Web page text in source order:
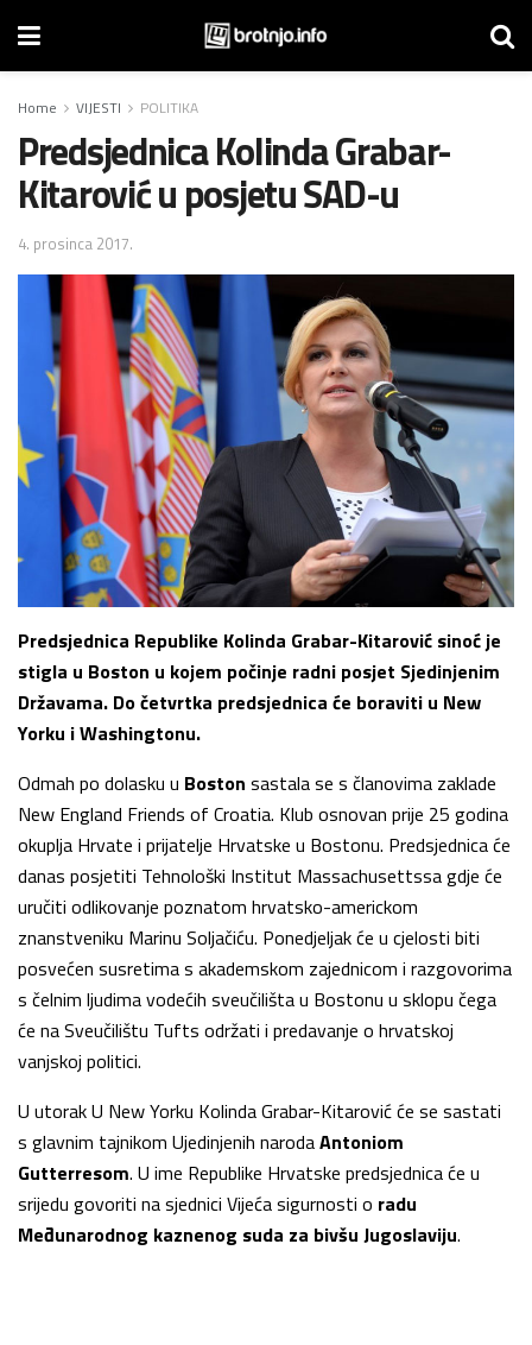
Home VIJESTI POLITIKA
Predsjednica Kolinda Grabar-
Kitarović u posjetu SAD-u
4. prosinca 2017.
Predsjednica Republike Kolinda Grabar-Kitarović sinoć je
stigla u Boston u kojem počinje radni posjet Sjedinjenim
Državama. Do četvrtka predsjednica će boraviti u New
Yorku i Washingtonu.
Odmah po dolasku u Boston sastala se s članovima zaklade
New England Friends of Croatia. Klub osnovan prije 25 godina
okuplja Hrvate i prijatelje Hrvatske u Bostonu. Predsjednica će
danas posjetiti Tehnološki Institut Massachusettssa gdje će
uručiti odlikovanje poznatom hrvatsko-americkom
znanstveniku Marinu Soljačiću. Ponedjeljak će u cjelosti biti
posvećen susretima s akademskom zajednicom i razgovorima
s čelnim ljudima vodećih sveučilišta u Bostonu u sklopu čega
će na Sveučilištu Tufts održati i predavanje o hrvatskoj
vanjskoj politici.
U utorak U New Yorku Kolinda Grabar-Kitarović će se sastati
s glavnim tajnikom Ujedinjenih narodaAntoniom
Gutterresom. U ime Republike Hrvatske predsjednica će u
srijedu govoriti na sjednici Vijeća sigurnosti o radu
Međunarodnog kaznenog suda za bivšu Jugoslaviju.